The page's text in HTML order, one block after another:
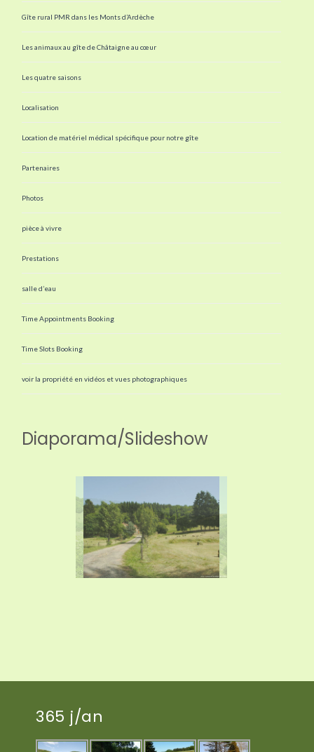
Gîte rural PMR dans les Monts d’Ardèche
Les animaux au gîte de Châtaigne au cœur
Les quatre saisons
Localisation
Location de matériel médical spécifique pour notre gîte
Partenaires
Photos
pièce à vivre
Prestations
salle d’eau
Time Appointments Booking
Time Slots Booking
voir la propriété en vidéos et vues photographiques
Diaporama/Slideshow
365 j/an